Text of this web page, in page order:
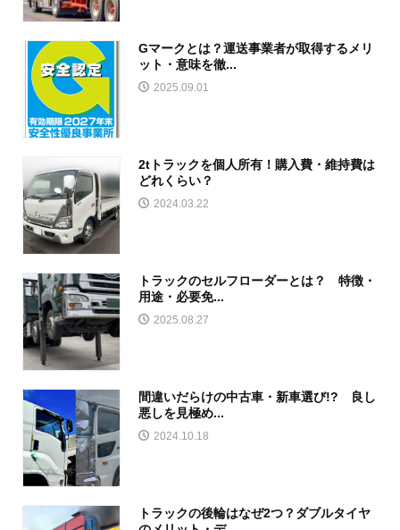
Gマークとは？運送事業者が取得するメリ
ット・意味を徹...
2025.09.01
2tトラックを個人所有！購入費・維持費は
どれくらい？
2024.03.22
トラックのセルフローダーとは？ 特徴・
用途・必要免...
2025.08.27
間違いだらけの中古車・新車選び!? 良し
悪しを見極め...
2024.10.18
トラックの後輪はなぜ2つ？ダブルタイヤ